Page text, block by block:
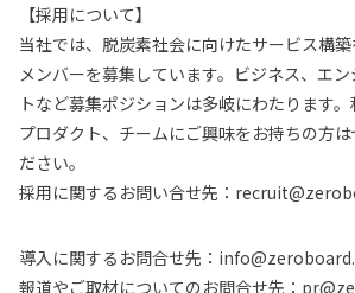
【採用について】
当社では、脱炭素社会に向けたサービス構
メンバーを募集しています。ビジネス、エ
トなど募集ポジションは多岐にわたります
プロダクト、チームにご興味をお持ちの方
ださい。
採用に関するお問い合せ先：
導入に関するお問合せ先：
報道やご取材についてのお問合せ先：